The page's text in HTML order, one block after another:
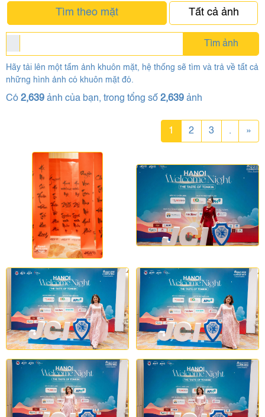
Tìm theo mặt Tất cả ảnh
Tìm ảnh
Hãy tải lên một tấm ảnh khuôn mặt, hệ thống sẽ tìm và trả về tất cả
những hình ảnh có khuôn mặt đó.
Có 2,639 ảnh của bạn, trong tổng số 2,639 ảnh
1 2 3 . »